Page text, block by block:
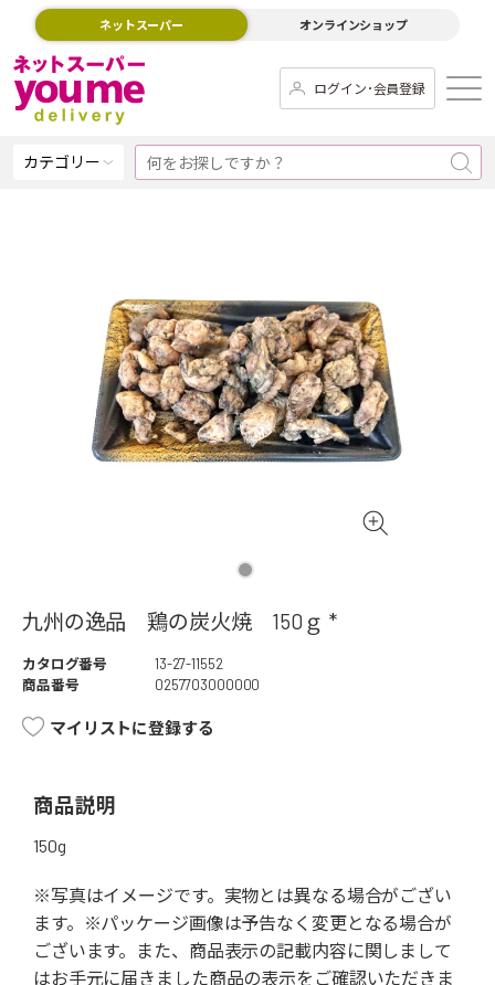
ネットスーパー オンラインショップ
ログイン･会員登録
カテゴリー
九州の逸品 鶏の炭火焼 150ｇ *
カタログ番号
13-27-11552
商品番号
0257703000000
マイリストに登録する
商品説明
150g
※写真はイメージです。実物とは異なる場合がござい
ます。※パッケージ画像は予告なく変更となる場合が
ございます。また、商品表示の記載内容に関しまして
はお手元に届きました商品の表示をご確認いただきま